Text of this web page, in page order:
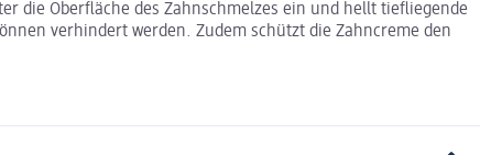
die Oberfläche des Zahnschmelzes ein und hellt tiefliegende
verhindert werden. Zudem schützt die Zahncreme den